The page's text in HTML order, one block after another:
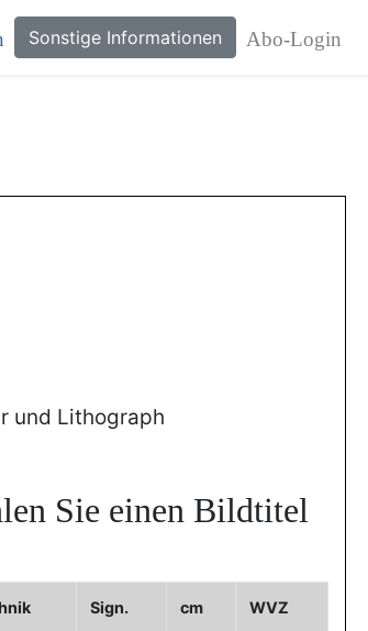
Sonstige Informationen Abo-Login
und Lithograph
Sie einen Bildtitel
Sign. cm WVZ